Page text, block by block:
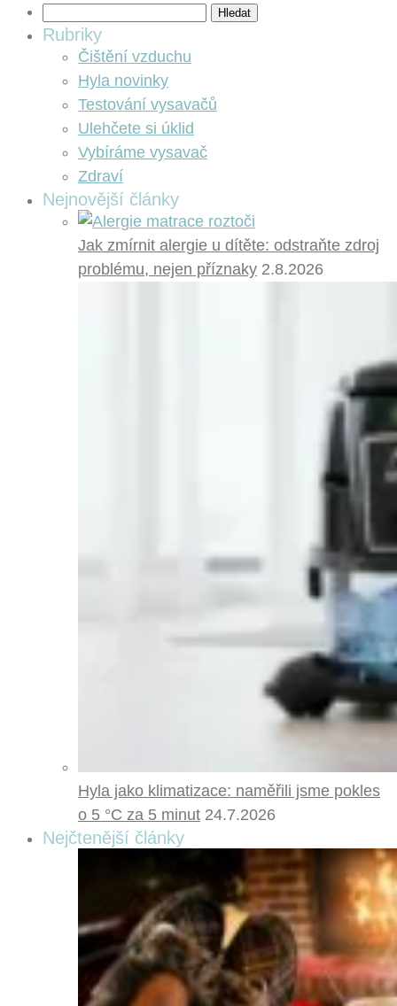
Vyhledávání
Rubriky
Čištění vzduchu
Hyla novinky
Testování vysavačů
Ulehčete si úklid
Vybíráme vysavač
Zdraví
Nejnovější články
Jak zmírnit alergie u dítěte: odstraňte zdroj
problému, nejen příznaky 2.8.2026
Hyla jako klimatizace: naměřili jsme pokles
o 5 °C za 5 minut 24.7.2026
Nejčtenější články